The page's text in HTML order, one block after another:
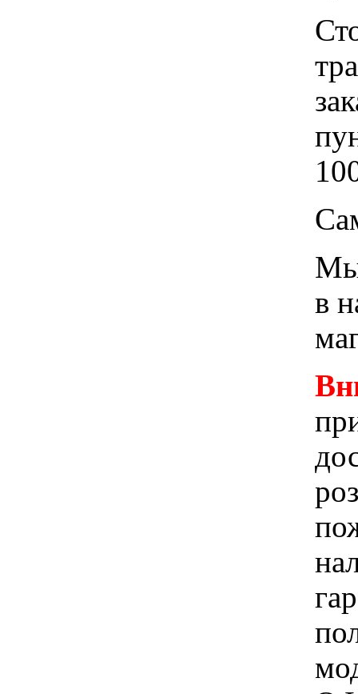
Мы
в